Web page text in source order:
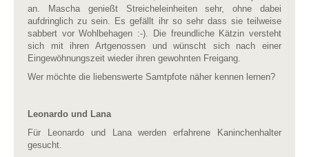
an. Mascha genießt Streicheleinheiten sehr, ohne dabei
aufdringlich zu sein. Es gefällt ihr so sehr dass sie teilweise
sabbert vor Wohlbehagen :-). Die freundliche Kätzin versteht
sich mit ihren Artgenossen und wünscht sich nach einer
Eingewöhnungszeit wieder ihren gewohnten Freigang.
Wer möchte die liebenswerte Samtpfote näher kennen lernen?
Leonardo und Lana
Für Leonardo und Lana werden erfahrene Kaninchenhalter
gesucht.